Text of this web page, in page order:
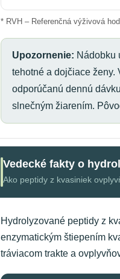
* RVH – Referenčná výživová
Upozornenie: Nádobku
tehotné a dojčiace ženy.
odporúčanú dennú
slnečným žiarením.
Vedecké fakty o
Ako peptidy z kvasiniek
Hydrolyzované peptidy z
enzymatickým štiepením
tráviacom trakte a